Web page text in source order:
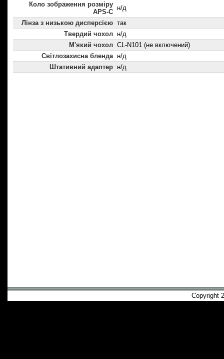
Коло зображення розміру
APS-C
н/д
Лінза з низькою дисперсією так
Твердий чохол н/д
М'який чохол CL-N101 (не включений)
Світлозахисна бленда н/д
Штативний адаптер н/д
Copyright